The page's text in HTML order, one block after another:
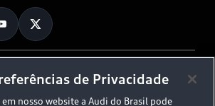
recarga
All Rights Reserved.de Privacidade
nosso website a Audi do Brasil pode